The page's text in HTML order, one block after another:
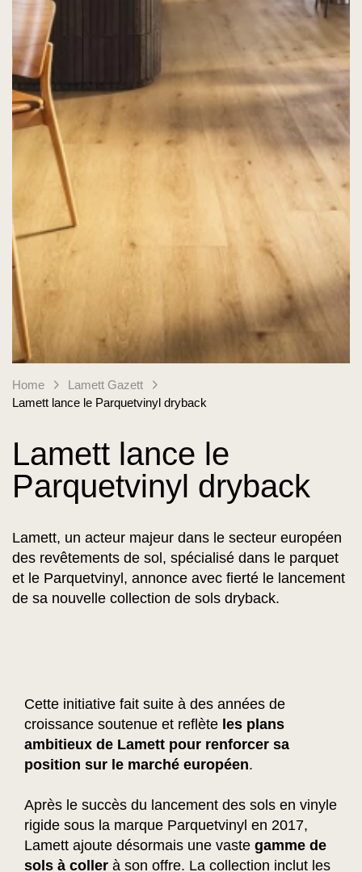
Home
Lamett Gazett
Lamett lance le Parquetvinyl dryback
Lamett lance le
Parquetvinyl dryback
Lamett, un acteur majeur dans le secteur européen
des revêtements de sol, spécialisé dans le parquet
et le Parquetvinyl, annonce avec fierté le lancement
de sa nouvelle collection de sols dryback.
Cette initiative fait suite à des années de
croissance soutenue et reflète les plans
ambitieux de Lamett pour renforcer sa
position sur le marché européen.
Après le succès du lancement des sols en vinyle
rigide sous la marque Parquetvinyl en 2017,
Lamett ajoute désormais une vaste gamme de
sols à coller à son offre. La collection inclut les